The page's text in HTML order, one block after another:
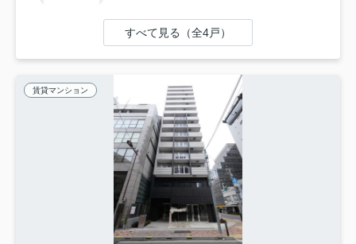
すべて見る（全4戸）
賃貸マンション